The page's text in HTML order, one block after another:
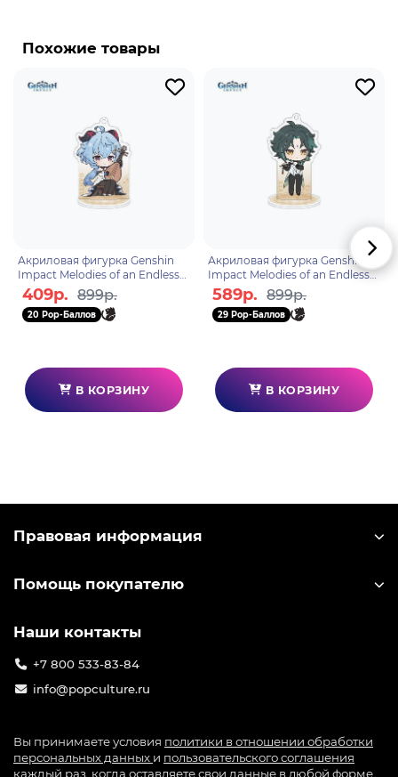
Кавех - играбельный Дендро персонаж.
отличием окончил даршан Кшахревар Академии
строительства дворца, Кавех поселился у аль-
Хайтама, хотя он часто спорит со своим соседом
по дому из-за их совершенно разных мнений.
Похожие товары
Акриловая фигурка Genshin
Impact Melodies of an Endless
Journey Liyue Gan Yu
6942421104230
409р. 899р.
20 Pop-Баллов
В КОРЗИНУ
Акриловая фигурка Genshin
Impact Melodies of an Endless
Journey Liyue Xiao
6942421104193
589р. 899р.
29 Pop-Баллов
В КОРЗИНУ
Правовая информация
Помощь покупателю
Наши контакты
+7 800 533-83-84
info@popculture.ru
Вы принимаете условия политики в отношении обработки
персональных данных и пользовательского соглашения
каждый раз, когда оставляете свои данные в любой форме